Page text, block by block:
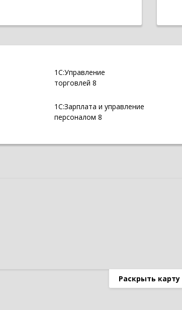
1С:Управление
торговлей 8
1С:Зарплата и управление
персоналом 8
Раскрыть карту